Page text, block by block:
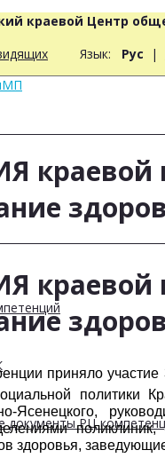
краевой Центр
Язык: Рус |
документы РЦ
краевой
краевой
приняло участие
политики
Ясенецкого,
здоровья,